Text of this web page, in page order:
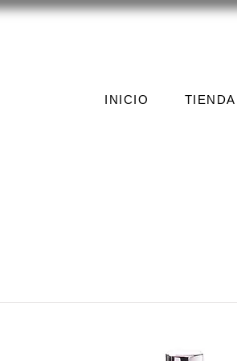
INICIO TIENDA